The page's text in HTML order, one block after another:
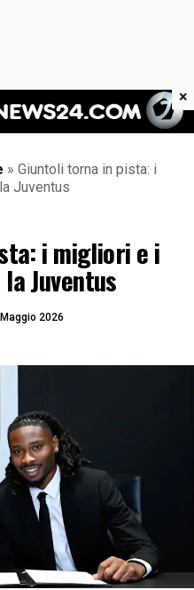
News 24
» Giuntoli torna in pista: i
Juventus
i migliori e i
Juventus
2026
×